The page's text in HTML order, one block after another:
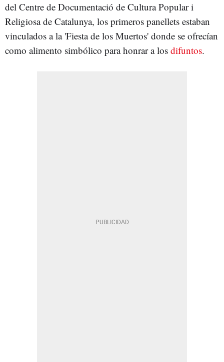
del Centre de Documentació de Cultura Popular i
Religiosa de Catalunya, los primeros panellets estaban
vinculados a la 'Fiesta de los Muertos' donde se ofrecían
como alimento simbólico para honrar a los difuntos.